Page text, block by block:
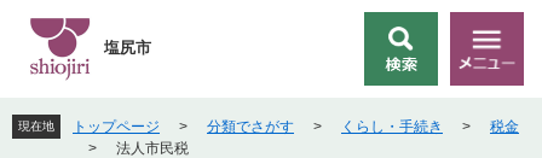
先
頭
を
飛
索
メ
ニ
塩尻市
現在地 トップページ > 分類でさがす > くらし・手続き >
税金
>
法人市民税